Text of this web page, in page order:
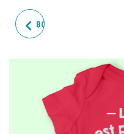
BODY BÉBÉ "LA VIE EST PLUS